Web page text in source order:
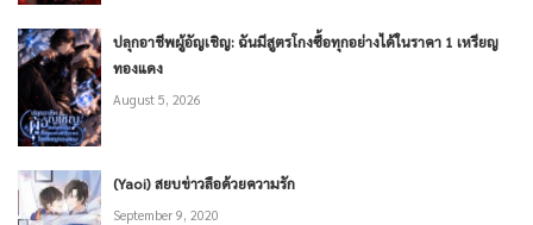
ปลุกอาชีพผู้อัญเชิญ: ฉันมีสูตรโกงซื้อทุกอย่างได้ในราคา 1 เหรียญ
ทองแดง
August 5, 2026
(Yaoi) สยบข่าวลือด้วยความรัก
September 9, 2020